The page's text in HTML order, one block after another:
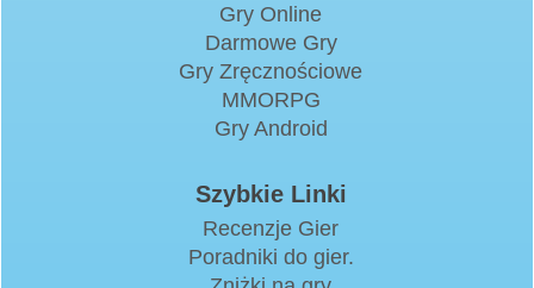
Gry Online
Darmowe Gry
Gry Zręcznościowe
MMORPG
Gry Android
Szybkie Linki
Recenzje Gier
Poradniki do gier.